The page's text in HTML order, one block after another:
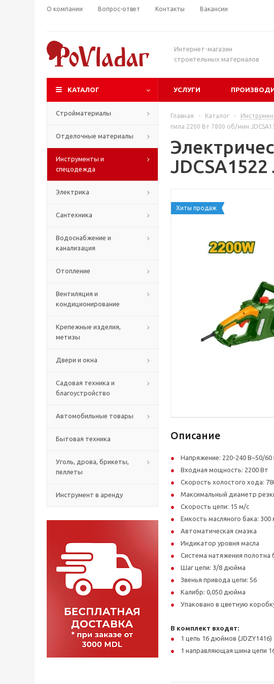
О компании Вопрос-ответ Контакты Вакансии
Интернет-магазин
строительных материалов
КАТАЛОГ УСЛУГИ
Стройматериалы
Отделочные материалы
Инструменты и
спецодежда
Электрика
Сантехника
Водоснабжение и
канализация
Отопление
Вентиляция и
кондиционирование
Крепежные изделия,
метизы
Двери и окна
Садовая техника и
благоустройство
Автомобильные товары
Бытовая техника
Уголь, дрова, брикеты,
пеллеты
Инструмент в аренду
Главная - Каталог -
пила 2200 Вт 7800 об/мин
Хиты продаж
Описание
Напряжение: 220-240 В~50/60
Входная мощность: 2200 Вт
Скорость холостого хода:
Максимальный диаметр
Скорость цепи: 15 м/с
Емкость масляного бака: 300
Автоматическая смазка
Индикатор уровня масла
Система натяжения полотна
Шаг цепи: 3/8 дюйма
Звенья привода цепи: 56
Калибр: 0,050 дюйма
Упаковано в цветную
В комплект входят:
1 цепь 16 дюймов (JDZY1416)
1 направляющая шина цепи